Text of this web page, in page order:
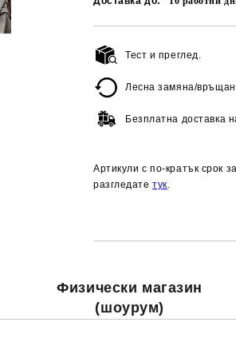
Тест и преглед.
Лесна замяна/
Безплатна доставка
Артикули с по-кратък срок
разгледатетук
Физически магазин
(шоурум)